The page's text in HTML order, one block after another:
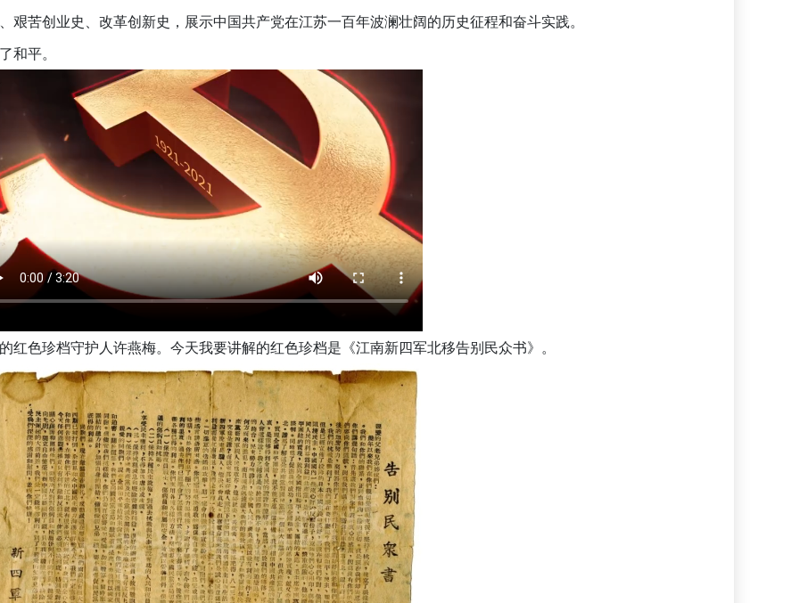
艰苦创业史、改革创新史，展示中国共产党在江苏一百年波澜壮阔的历史征程和奋斗实践。
和平。
红色珍档守护人许燕梅。今天我要讲解的红色珍档是《江南新四军北移告别民众书》。